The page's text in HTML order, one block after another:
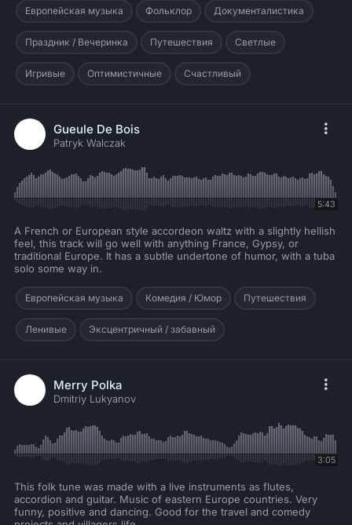
Европейская музыка Фольклор Документалистика
Праздник / Вечеринка Путешествия Светлые
Игривые Оптимистичные Счастливый
Gueule De Bois
Patryk Walczak
5:43
A French or European style accordeon waltz with a slightly hellish
feel, this track will go well with anything France, Gypsy, or
traditional Europe. It has a subtle undertone of humor, with a tuba
solo some way in.
Европейская музыка Комедия / Юмор Путешествия
Ленивые Эксцентричный / забавный
Merry Polka
Dmitriy Lukyanov
3:05
This folk tune was made with a live instruments as flutes,
accordion and guitar. Music of eastern Europe countries. Very
funny, positive and dancing. Good for the travel and comedy